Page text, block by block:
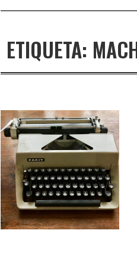
ETIQUETA: